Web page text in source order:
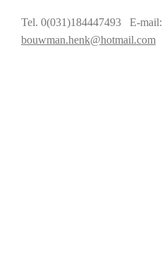
Tel. 0(031)184447493 E-mail:
bouwman.henk@hotmail.com